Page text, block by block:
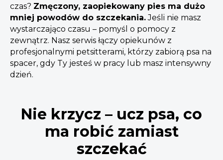
czas? Zmęczony, zaopiekowany pies ma dużo
mniej powodów do szczekania.Jeśli nie masz
wystarczająco czasu – pomyśl o pomocy z
zewnątrz. Nasz serwis łączy opiekunów z
profesjonalnymi petsitterami, którzy zabiorą psa na
spacer, gdy Ty jesteś w pracy lub masz intensywny
dzień.
Nie krzycz – ucz psa, co
ma robić zamiast
szczekać